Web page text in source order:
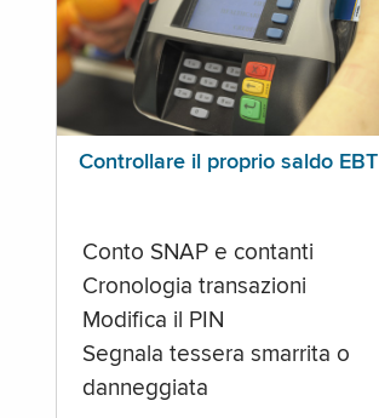
Controllare il proprio saldo EBT
Conto SNAP e contanti
Cronologia transazioni
Modifica il PIN
Segnala tessera smarrita o
danneggiata